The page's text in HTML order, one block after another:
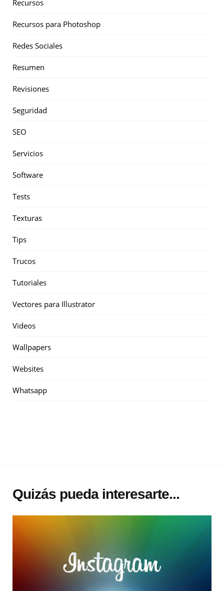
Recursos
Recursos para Photoshop
Redes Sociales
Resumen
Revisiones
Seguridad
SEO
Servicios
Software
Tests
Texturas
Tips
Trucos
Tutoriales
Vectores para Illustrator
Videos
Wallpapers
Websites
Whatsapp
Quizás pueda interesarte...